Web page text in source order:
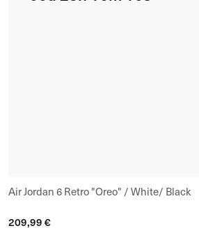
Air Jordan 6 Retro "Oreo" / White/ Black
209,99 €